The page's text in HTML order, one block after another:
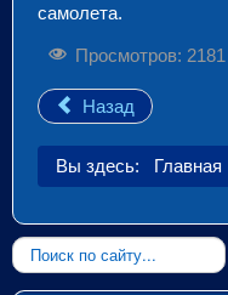
самолета.
Просмотров: 2181
Назад
Вы здесь: Главная
Искать...